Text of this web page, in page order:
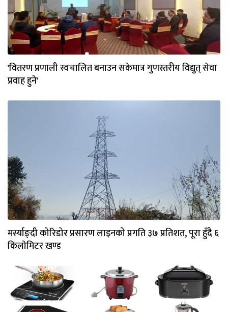
'वितरण प्रणाली स्वचालित बनाउन सकेमात्र गुणस्तरीय विद्युत् सेवा
प्रवाह हुने'
मर्स्याङ्दी कोरिडोर प्रसारण लाइनको प्रगति ३७ प्रतिशत, पूरा हुँदै ६
किलाेमिटर खण्ड